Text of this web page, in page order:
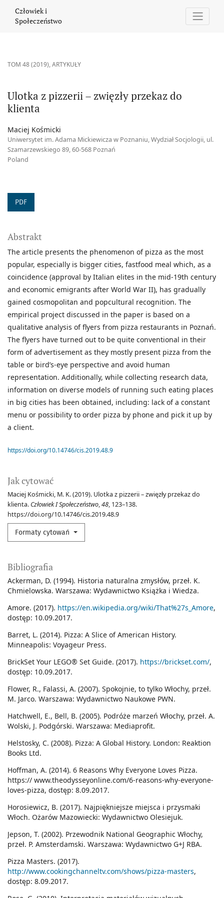
Człowiek i
Społeczeństwo
TOM 48 (2019),ARTYKUŁY
Ulotka z pizzerii – zwięzły przekaz do
klienta
Maciej Kośmicki
Uniwersytet im. Adama Mickiewicza w Poznaniu, Wydział Socjologii, ul.
Szamarzewskiego 89, 60-568 Poznań
Poland
PDF
Jak cytować
Maciej Kośmicki, M. K. (2019). Ulotka z pizzerii – zwięzły przekaz do
klienta. Człowiek I Społeczeństwo,48, 123–138.
https://doi.org/10.14746/cis.2019.48.9
Formaty cytowań
Abstrakt
The article presents the phenomenon of pizza as the most
popular, especially is bigger cities, fastfood meal which, as a
coincidence (approval by Italian elites in the mid-19th century
and economic emigrants after World War II), has gradually
gained cosmopolitan and popcultural recognition. The
empirical project discussed in the paper is based on a
qualitative analysis of flyers from pizza restaurants in Poznań.
The flyers have turned out to be quite conventional in their
form of advertisement as they mostly present pizza from the
table or bird’s-eye perspective and avoid human
representation. Additionally, while collecting research data,
information on diverse models of running such eating places
in big cities has been obtained, including: lack of a constant
menu or possibility to order pizza by phone and pick it up by
a client.
https://doi.org/10.14746/cis.2019.48.9
Bibliografia
Ackerman, D. (1994). Historia naturalna zmysłów, przeł. K.
Chmielowska. Warszawa: Wydawnictwo Książka i Wiedza.
Amore. (2017). https://en.wikipedia.org/wiki/That%27s_Amore,
dostęp: 10.09.2017.
Barret, L. (2014). Pizza: A Slice of American History.
Minneapolis: Voyageur Press.
BrickSet Your LEGO® Set Guide. (2017). https://brickset.com/,
dostęp: 10.09.2017.
Flower, R., Falassi, A. (2007). Spokojnie, to tylko Włochy, przeł.
M. Jarco. Warszawa: Wydawnictwo Naukowe PWN.
Hatchwell, E., Bell, B. (2005). Podróże marzeń Włochy, przeł. A.
Wolski, J. Podgórski. Warszawa: Mediaprofit.
Helstosky, C. (2008). Pizza: A Global History. London: Reaktion
Books Ltd.
Hoffman, A. (2014). 6 Reasons Why Everyone Loves Pizza.
https:// www.theodysseyonline.com/6-reasons-why-everyone-
loves-pizza, dostęp: 8.09.2017.
Horosiewicz, B. (2017). Najpiękniejsze miejsca i przysmaki
Włoch. Ożarów Mazowiecki: Wydawnictwo Olesiejuk.
Jepson, T. (2002). Przewodnik National Geographic Włochy,
przeł. P. Amsterdamski. Warszawa: Wydawnictwo G+J RBA.
Pizza Masters. (2017).
http://www.cookingchanneltv.com/shows/pizza-masters,
dostęp: 8.09.2017.